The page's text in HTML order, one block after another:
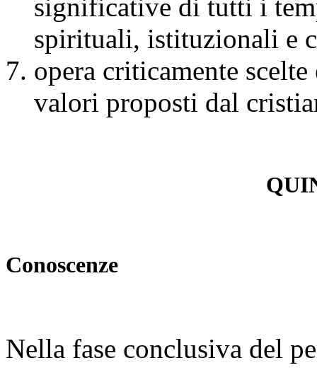
significative di tutti i
spirituali, istituzionali e
opera criticamente
valori proposti dal
Conoscenze
Nella fase conclusiva del